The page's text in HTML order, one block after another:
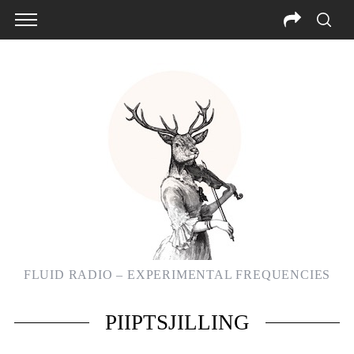
FLUID RADIO – EXPERIMENTAL FREQUENCIES
PIIPTSJILLING